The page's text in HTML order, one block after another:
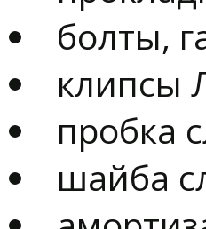
болты,
клипсы
пробка
шайба